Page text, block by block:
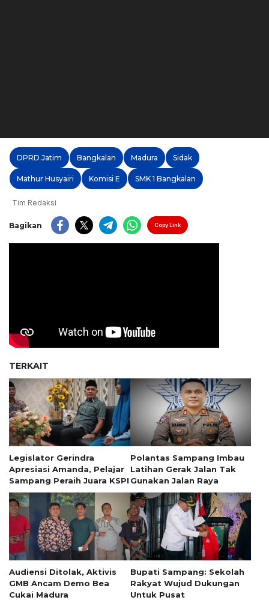
DPRD Jatim Bangkalan Madura Sidak
Mathur Husyairi Komisi E SMK 1 Bangkalan
Tim Redaksi
Bagikan Copy Link
TERKAIT
Legislator Gerindra
Apresiasi Amanda, Pelajar
Sampang Peraih Juara KSPI
Polantas Sampang Imbau
Latihan Gerak Jalan Tak
Gunakan Jalan Raya
Audiensi Ditolak, Aktivis
GMB Ancam Demo Bea
Cukai Madura
Bupati Sampang: Sekolah
Rakyat Wujud Dukungan
Untuk Pusat